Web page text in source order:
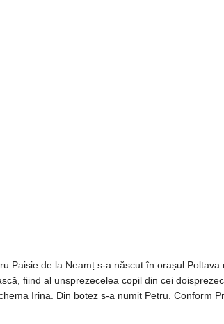
Paisie de la Neamț s-a născut în orașul
fiind al unsprezecelea copil din cei
Irina. Din botez s-a numit Petru. Conform Pr.